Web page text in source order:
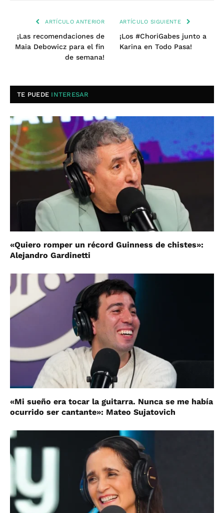
ARTÍCULO ANTERIOR
¡Las recomendaciones de
Maia Debowicz para el fin
de semana!
ARTÍCULO SIGUIENTE
¡Los #ChoriGabes junto a
Karina en Todo Pasa!
TE PUEDE INTERESAR
«Quiero romper un récord Guinness de chistes»:
Alejandro Gardinetti
«Mi sueño era tocar la guitarra. Nunca se me había
ocurrido ser cantante»: Mateo Sujatovich